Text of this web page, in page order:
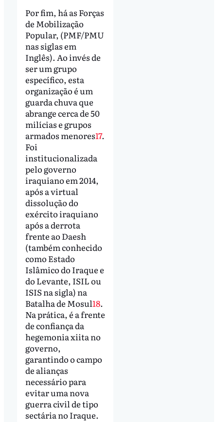
Por fim, há as Forças
de Mobilização
Popular, (PMF/PMU
nas siglas em
Inglês). Ao invés de
ser um grupo
específico, esta
organização é um
guarda chuva que
abrange cerca de 50
milícias e grupos
armados menores17.
Foi
institucionalizada
pelo governo
iraquiano em 2014,
após a virtual
dissolução do
exército iraquiano
após a derrota
frente ao Daesh
(também conhecido
como Estado
Islâmico do Iraque e
do Levante, ISIL ou
ISIS na sigla) na
Batalha de Mosul18.
Na prática, é a frente
de confiança da
hegemonia xiita no
governo,
garantindo o campo
de alianças
necessário para
evitar uma nova
guerra civil de tipo
sectária no Iraque.